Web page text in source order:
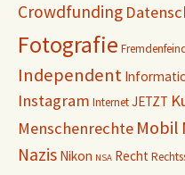
Crowdfunding
Fotografie
Independent
Instagram InternetJETZT
Menschenrechte Mobil
Nazis Nikon NSA Recht